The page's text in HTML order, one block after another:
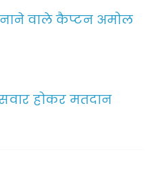
वाले कैप्टन अमोल
होकर मतदान